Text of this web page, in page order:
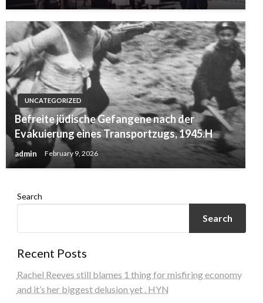
UNCATEGORIZED
Befreite jüdische Gefangene nach der
Evakuierung eines Transportzugs, 1945.H
admin February 9, 2026
Search
Search
Recent Posts
Rachel Reeves still blames 1 thing for misfiring economy
and it’s her biggest delusion yet . HYN